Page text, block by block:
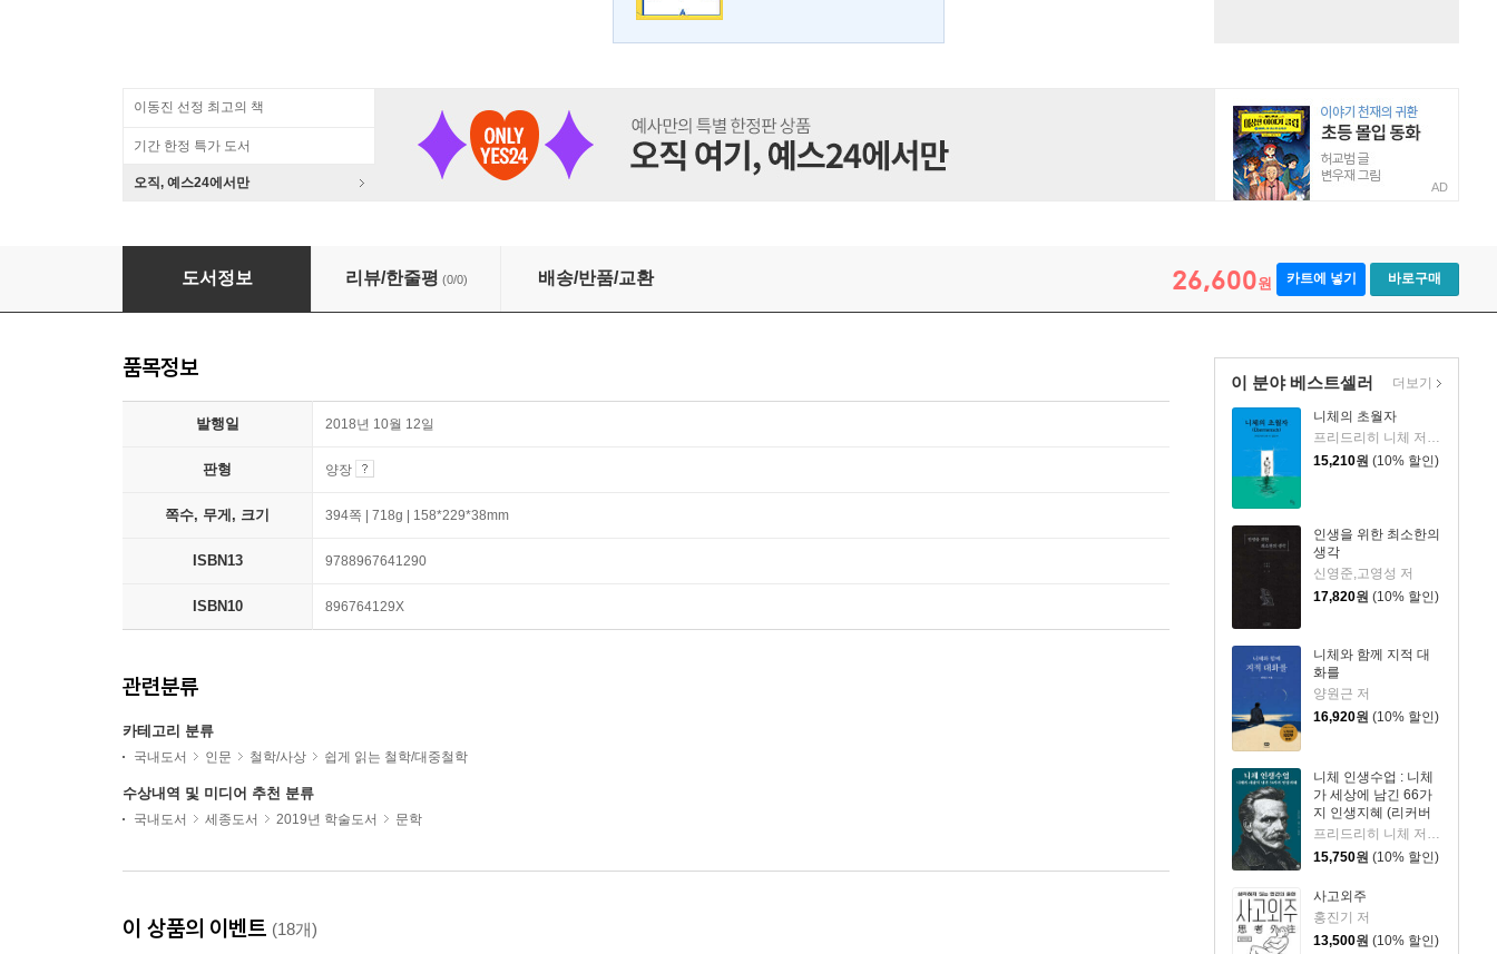
이동진 선정 최고의 책
기간 한정 특가 도서
오직, 예스24에서만 AD
순결과 음란
도서정보 리뷰/한줄평 (0/0) 배송/반품/교환 26,600원 카트에 넣기 바로구매
이 분야 베스트셀러
니체의 초월자
프리드리히 니체 저/김철 편역
15,210원 (10% 할인)
인생을 위한 최소한의
생각
신영준,고영성 저
17,820원 (10% 할인)
니체와 함께 지적 대
화를
양원근 저
16,920원 (10% 할인)
니체 인생수업 : 니체
가 세상에 남긴 66가
지 인생지혜 (리커버
에디션)
15,750원 (10% 할인)
사고외주
홍진기 저
13,500원 (10% 할인)
더보기
품목정보
발행일 2018년 10월 12일
판형 양장
쪽수, 무게, 크기 394쪽 | 718g | 158*229*38mm
ISBN13 9788967641290
ISBN10 896764129X
관련분류
카테고리 분류
국내도서 인문 철학/사상 쉽게 읽는 철학/대중철학
수상내역 및 미디어 추천 분류
국내도서 세종도서 2019년 학술도서 문학
이 상품의 이벤트 (18개)